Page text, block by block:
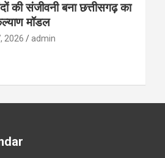
की संजीवनी बना छत्तीसगढ़ का
मॉडल
2026 admin